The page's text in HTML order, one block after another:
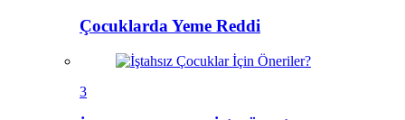
Çocuklarda Yeme Reddi
3